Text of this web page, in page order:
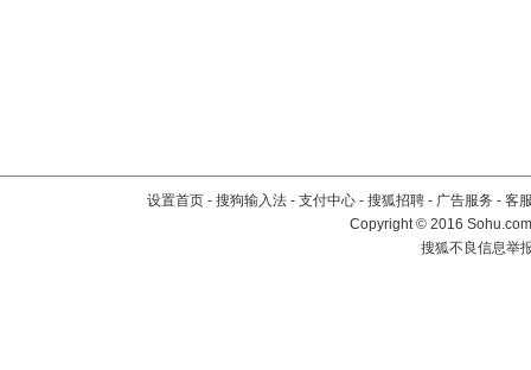
设置首页 - 搜狗输入法 - 支付中心 - 搜狐招聘 - 广告服务 - 客
Copyright©2016
搜狐不良信息举